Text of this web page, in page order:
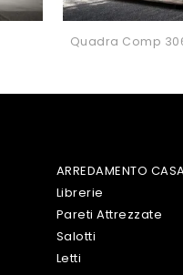
Quadra Comp
ARREDAMENTO
Librerie
Pareti Attrezzate
Salotti
Letti